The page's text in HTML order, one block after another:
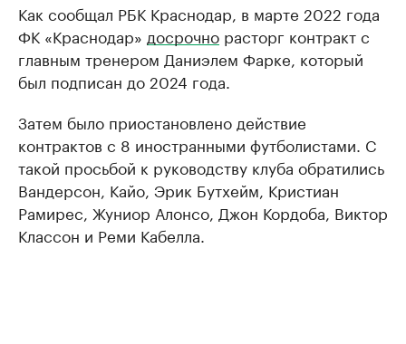
Как сообщал РБК Краснодар, в марте 2022 года
ФК «Краснодар» досрочно расторг контракт с
главным тренером Даниэлем Фарке, который
был подписан до 2024 года.
Затем было приостановлено действие
контрактов с 8 иностранными футболистами. С
такой просьбой к руководству клуба обратились
Вандерсон, Кайо, Эрик Бутхейм, Кристиан
Рамирес, Жуниор Алонсо, Джон Кордоба, Виктор
Классон и Реми Кабелла.